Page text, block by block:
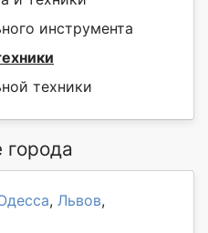
инструмента
техники
города
, Львов,